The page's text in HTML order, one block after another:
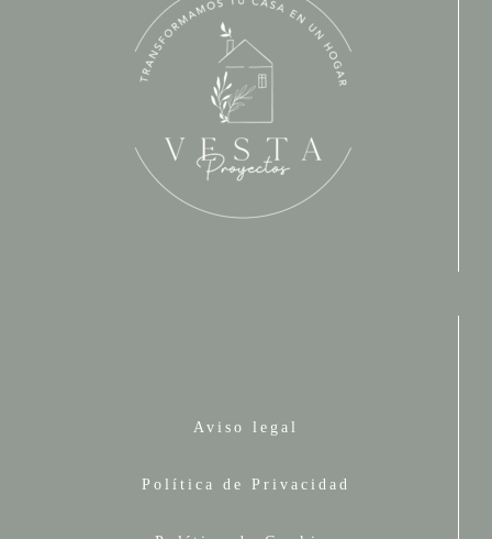
Aviso legal
Política de Privacidad